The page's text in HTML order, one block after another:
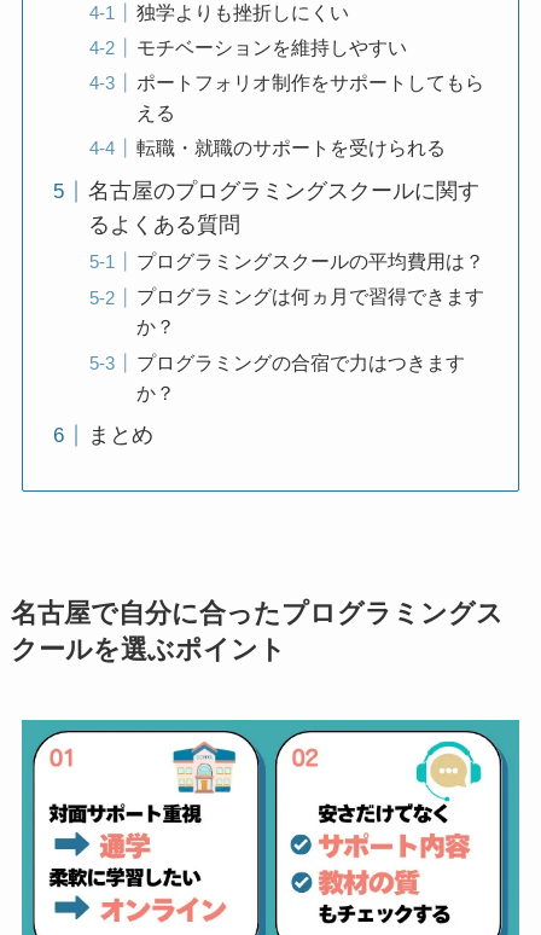
独学よりも挫折しにくい
モチベーションを維持しやすい
ポートフォリオ制作をサポートしてもら
える
転職・就職のサポートを受けられる
名古屋のプログラミングスクールに関す
るよくある質問
プログラミングスクールの平均費用は？
プログラミングは何ヵ月で習得できます
か？
プログラミングの合宿で力はつきます
か？
まとめ
名古屋で自分に合ったプログラミングス
クールを選ぶポイント